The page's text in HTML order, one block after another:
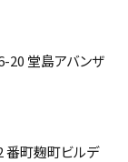
20 堂島アバンザ
町麹町ビルデ